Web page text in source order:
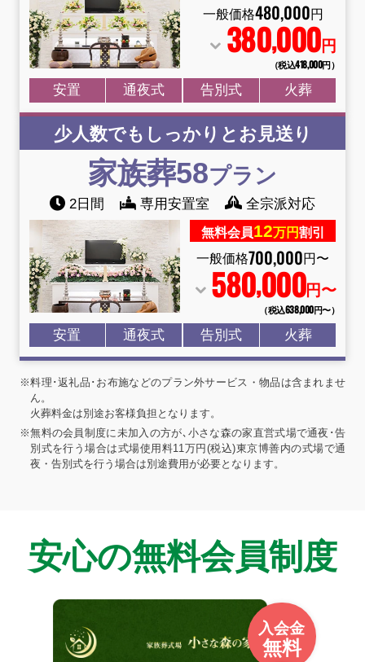
一般価格480,000円
380,000円
（税込418,000円）
安置 通夜式 告別式 火葬
少人数でもしっかりとお見送り
家族葬58プラン
2日間 専用安置室 全宗派対応
無料会員12万円割引
一般価格700,000円〜
580,000円〜
（税込638,000円〜）
安置 通夜式 告別式 火葬
※料理･返礼品･お布施などのプラン外サービス・物品は含まれませ
ん。
火葬料金は別途お客様負担となります。
※無料の会員制度に未加入の方が､小さな森の家直営式場で通夜･告
別式を行う場合は式場使用料11万円(税込)東京博善内の式場で通
夜・告別式を行う場合は別途費用が必要となります。
安心の無料会員制度
入会金
無料